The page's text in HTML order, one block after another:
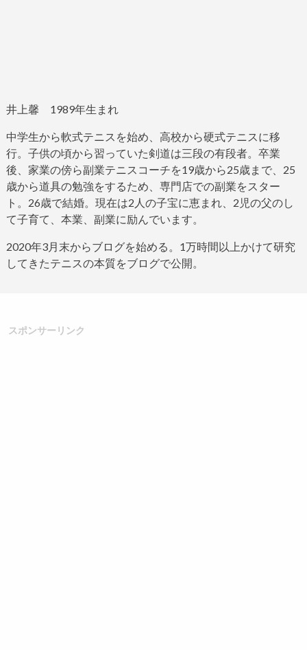
井上馨 1989年生まれ
中学生から軟式テニスを始め、高校から硬式テニスに移
行。子供の頃から習っていた剣道は三段の有段者。 卒業
後、家業の傍ら副業テニスコーチを19歳から25歳まで、 25
歳から道具の勉強をするため、専門店での副業をスター
ト。 26歳で結婚。現在は2 人の子宝に恵まれ、 2 児の父のし
て子育て、本業、副業に励んでいます。
2020年3月末からブログを始める。 1万時間以上かけて研究
してきたテニスの本質をブログで公開。
スポンサーリンク